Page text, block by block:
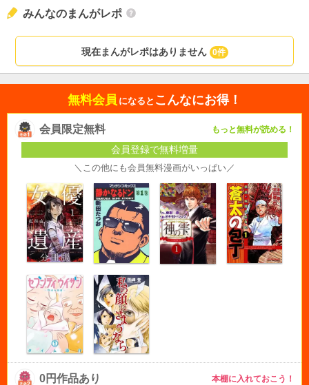
みんなのまんがレポ
現在まんがレポはありません 0件
無料会員 になると こんなにお得！
会員限定無料 もっと無料が読める！
会員登録で無料増量
＼この他にも会員無料漫画がいっぱい／
0円作品あり 本棚に入れておこう！